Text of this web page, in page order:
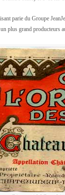
parie du Groupe
plus grand producteurs